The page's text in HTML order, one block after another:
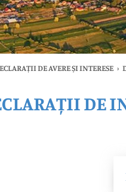
DE AVERE ȘI INTERESE ›
Oricând DE